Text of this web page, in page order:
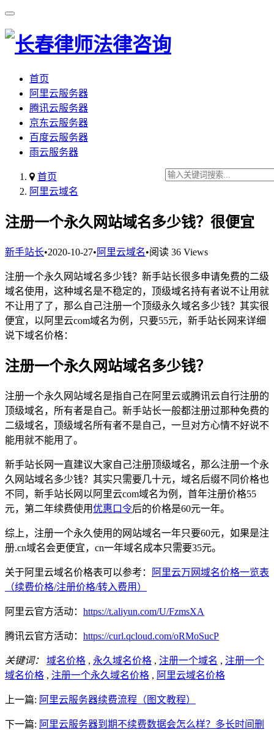
首页
阿里云服务器
腾讯云服务器
京东云服务器
百度云服务器
雨云服务器
首页
阿里云域名
注册一个永久网站域名多少钱？很便宜
新手站长•2020-10-27• 阿里云域名•阅读 36 Views
注册一个永久网站域名多少钱？新手站长很多申请免费的二级
域名使用，这种域名是不稳定的，顶级域名持有者说不让用就
不让用了了，那么自己注册一个顶级永久域名多少钱？其实很
便宜，以阿里云com域名为例，只要55元，新手站长网来详细
说下域名价格：
注册一个永久网站域名多少钱？
注册一个永久网站域名是指自己在阿里云或腾讯云自行注册的
顶级域名，所有者是自己。新手站长一般都注册过那种免费的
二级域名，顶级域名所有者不是自己，一旦对方心情不好说不
能用就不能用了。
新手站长网一直建议大家自己注册顶级域名，那么注册一个永
久网站域名多少钱？其实只需要几十元，域名后缀不同价格也
不同，新手站长网以阿里云com域名为例，首年注册价格55
元，第二年续费使用优惠口令后的价格是60元一年。
综上，注册一个永久使用的网站域名一年只要60元，如果是注
册.cn域名会更便宜，cn一年域名成本只需要35元。
关于阿里云域名价格表可以参考：
阿里云万网域名价格一览表
（续费价格/注册价格/转入费用）
阿里云官方活动： https://t.aliyun.com/U/FzmsXA
腾讯云官方活动： https://curl.qcloud.com/oRMoSucP
关键词： 域名价格 , 永久域名价格 , 注册一个域名 , 注册一个
域名价格 , 注册一个永久域名价格 , 阿里云域名价格
上一篇: 阿里云服务器续费流程（图文教程）
下一篇: 阿里云服务器到期不续费数据会怎么样？多长时间删